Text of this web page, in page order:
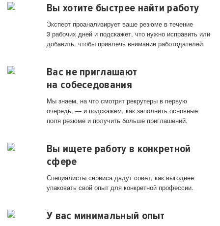
Вы хотите быстрее найти работу
Эксперт проанализирует ваше резюме в течение
3 рабочих дней и подскажет, что нужно исправить или
добавить, чтобы привлечь внимание работодателей.
Вас не приглашают
на собеседования
Мы знаем, на что смотрят рекрутеры в первую
очередь, — и подскажем, как заполнить основные
поля резюме и получить больше приглашений.
Вы ищете работу в конкретной
сфере
Специалисты сервиса дадут совет, как выгоднее
упаковать свой опыт для конкретной профессии.
У вас минимальный опыт